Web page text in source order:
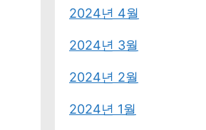
2024년 4월
2024년 3월
2024년 2월
2024년 1월